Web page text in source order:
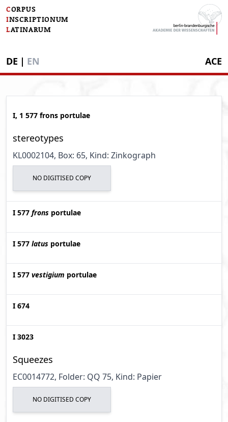
CORPUS
INSCRIPTIONUM
LATINARUM
DE | EN ACE
I, 1 577 frons portulae
stereotypes
KL0002104, Box: 65, Kind: Zinkograph
NO DIGITISED COPY
I 577 frons portulae
I 577 latus portulae
I 577 vestigium portulae
I 674
I 3023
Squeezes
EC0014772, Folder: QQ 75, Kind: Papier
NO DIGITISED COPY